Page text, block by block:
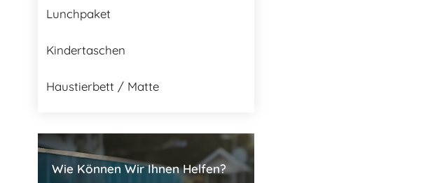
Lunchpaket
Kindertaschen
Haustierbett / Matte
Wie Können Wir Ihnen Helfen?